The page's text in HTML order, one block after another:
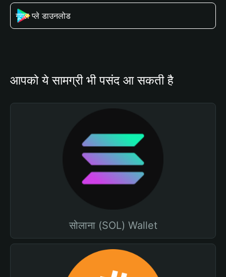
गूगल प्ले डाउनलोड
आपको ये सामग्री भी पसंद आ सकती है
सोलाना (SOL) Wallet